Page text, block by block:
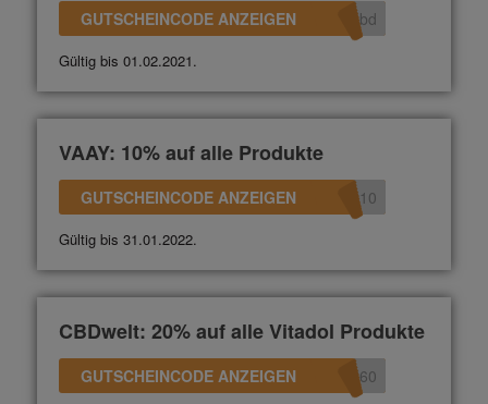
GUTSCHEINCODE ANZEIGEN bd
Gültig bis 01.02.2021.
VAAY: 10% auf alle Produkte
GUTSCHEINCODE ANZEIGEN 010
Gültig bis 31.01.2022.
CBDwelt: 20% auf alle Vitadol Produkte
GUTSCHEINCODE ANZEIGEN 360